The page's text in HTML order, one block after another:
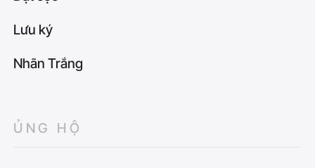
Lưu ký
Nhãn Trắng
ỦNG HỘ